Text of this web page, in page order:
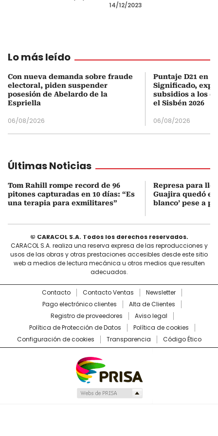
14/12/2023
Lo más leído
Con nueva demanda sobre fraude
electoral, piden suspender
posesión de Abelardo de la
Espriella
06/08/2026
Puntaje D21 en
Significado,
subsidios a los
el Sisbén 2026
06/08/2026
Últimas Noticias
Tom Rahill rompe record de 96
pitones capturadas en 10 días: “Es
una terapia para exmilitares”
Represa para
Guajira quedó en
blanco’ pese a
© CARACOL S.A. Todos los derechos reservados.
CARACOL S.A. realiza una reserva expresa de las reproducciones y
usos de las obras y otras prestaciones accesibles desde este sitio
web a medios de lectura mecánica u otros medios que resulten
adecuados.
Contacto Contacto Ventas
Newsletter
Pago electrónico clientes
Alta de Clientes
Registro de proveedores
Aviso legal
Política de Protección de Datos
Política de cookies
Configuración de cookies
Transparencia Código Ético